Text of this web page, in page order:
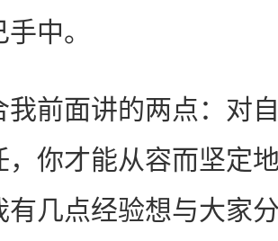
中。
面讲的两点：对自
，你才能从容而坚定
有几点经验想与大家